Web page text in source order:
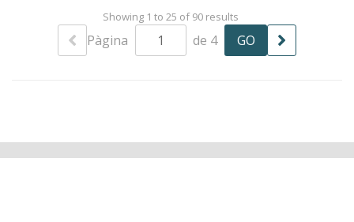
Fernando Pérez de Arteaga sobre
The Beatles
Showing 1 to 25 of 90 results
Pàgina de 4